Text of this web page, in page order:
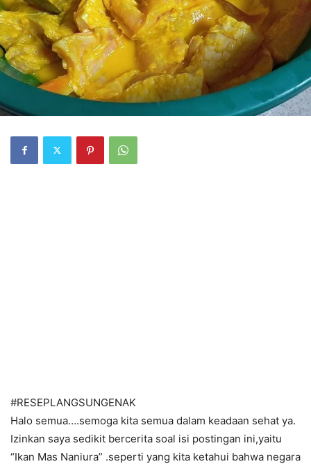
#RESEPLANGSUNGENAK
Halo semua….semoga kita semua dalam keadaan sehat ya.
Izinkan saya sedikit bercerita soal isi postingan ini,yaitu
“Ikan Mas Naniura” .seperti yang kita ketahui bahwa negara